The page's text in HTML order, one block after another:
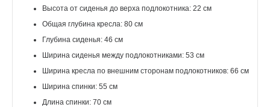
Высота от сиденья до верха подлокотника: 22 см
Общая глубина кресла: 80 см
Глубина сиденья: 46 см
Ширина сиденья между подлокотниками: 53 см
Ширина кресла по внешним сторонам подлокотников: 66 см
Ширина спинки: 55 см
Длина спинки: 70 см